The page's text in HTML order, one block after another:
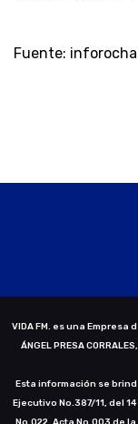
Fuente:
VIDA FM. es una
ÁNGEL PRESA
Esta información se
Ejecutivo No.387/11, del